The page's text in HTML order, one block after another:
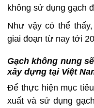
không sử dụng gạch
Như vậy có thể
giai đoạn từ nay tới
Gạch không nung
xây dựng tại Việt
Để thực hiện mục
xuất và sử dụng